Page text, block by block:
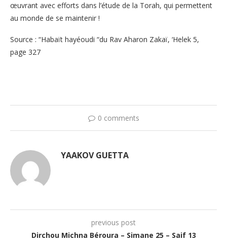
œuvrant avec efforts dans l’étude de la Torah, qui permettent
au monde de se maintenir !
Source : “Habaït hayéoudi “du Rav Aharon Zakaï, ‘Helek 5,
page 327
0 comments
YAAKOV GUETTA
previous post
Dirchou Michna Béroura – Simane 25 – Saif 13